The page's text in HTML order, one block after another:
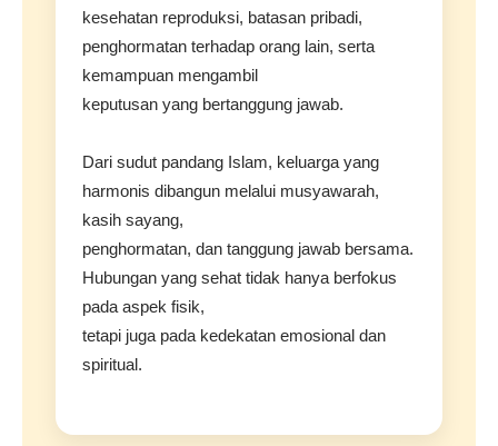
kesehatan reproduksi, batasan pribadi,
penghormatan terhadap orang lain, serta
kemampuan mengambil
keputusan yang bertanggung jawab.
Dari sudut pandang Islam, keluarga yang
harmonis dibangun melalui musyawarah,
kasih sayang,
penghormatan, dan tanggung jawab bersama.
Hubungan yang sehat tidak hanya berfokus
pada aspek fisik,
tetapi juga pada kedekatan emosional dan
spiritual.